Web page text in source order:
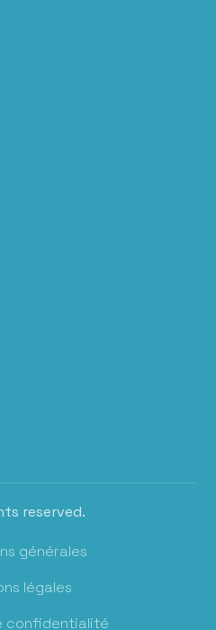
reserved.
générales
légales
confidentialité